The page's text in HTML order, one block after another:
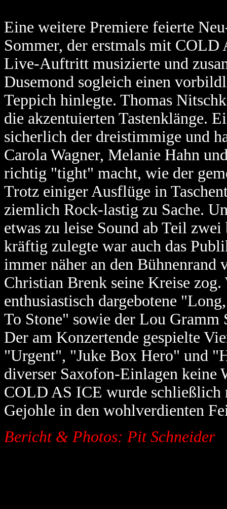
Eine weitere Premiere feierte
Sommer, der erstmals mit COLD
Live-Auftritt musizierte und
Dusemond sogleich einen
Teppich hinlegte. Thomas
die akzentuierten Tastenklänge.
sicherlich der dreistimmige und
Carola Wagner, Melanie Hahn
richtig "tight" macht, wie der
Trotz einiger Ausflüge in
ziemlich Rock-lastig zu Sache.
etwas zu leise Sound ab Teil
kräftig zulegte war auch das
immer näher an den Bühnenrand
Christian Brenk seine Kreise
enthusiastisch dargebotene
To Stone" sowie der Lou
Der am Konzertende gespielte
"Urgent", "Juke Box Hero" und
diverser Saxofon-Einlagen keine
COLD AS ICE wurde schließlich
Gejohle in den wohlverdienten
Bericht & Photos: Pit Schneider